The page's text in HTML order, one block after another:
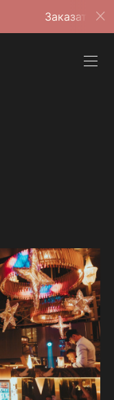
Заказать фотоотчёт